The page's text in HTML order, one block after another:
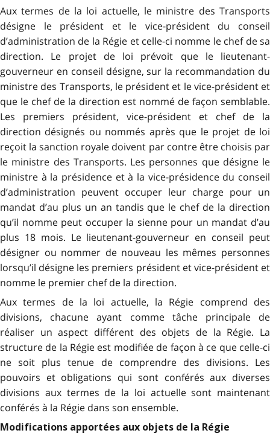
Aux termes de la loi actuelle, le ministre des Transports
désigne le président et le vice-président du conseil
d’administration de la Régie et celle-ci nomme le chef de sa
direction. Le projet de loi prévoit que le lieutenant-
gouverneur en conseil désigne, sur la recommandation du
ministre des Transports, le président et le vice-président et
que le chef de la direction est nommé de façon semblable.
Les premiers président, vice-président et chef de la
direction désignés ou nommés après que le projet de loi
reçoit la sanction royale doivent par contre être choisis par
le ministre des Transports. Les personnes que désigne le
ministre à la présidence et à la vice-présidence du conseil
d’administration peuvent occuper leur charge pour un
mandat d’au plus un an tandis que le chef de la direction
qu’il nomme peut occuper la sienne pour un mandat d’au
plus 18 mois. Le lieutenant-gouverneur en conseil peut
désigner ou nommer de nouveau les mêmes personnes
lorsqu’il désigne les premiers président et vice-président et
nomme le premier chef de la direction.
Aux termes de la loi actuelle, la Régie comprend des
divisions, chacune ayant comme tâche principale de
réaliser un aspect différent des objets de la Régie. La
structure de la Régie est modifiée de façon à ce que celle-ci
ne soit plus tenue de comprendre des divisions. Les
pouvoirs et obligations qui sont conférés aux diverses
divisions aux termes de la loi actuelle sont maintenant
conférés à la Régie dans son ensemble.
Modifications apportées aux objets de la Régie